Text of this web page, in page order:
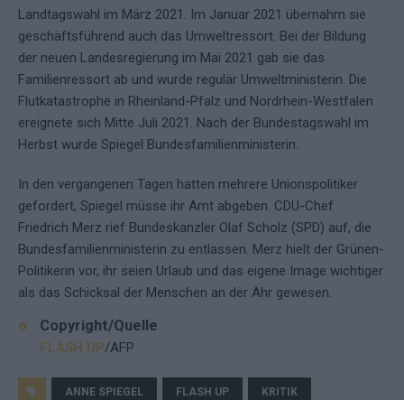
Landtagswahl im März 2021. Im Januar 2021 übernahm sie
geschäftsführend auch das Umweltressort. Bei der Bildung
der neuen Landesregierung im Mai 2021 gab sie das
Familienressort ab und wurde regulär Umweltministerin. Die
Flutkatastrophe in Rheinland-Pfalz und Nordrhein-Westfalen
ereignete sich Mitte Juli 2021. Nach der Bundestagswahl im
Herbst wurde Spiegel Bundesfamilienministerin.
In den vergangenen Tagen hatten mehrere Unionspolitiker
gefordert, Spiegel müsse ihr Amt abgeben. CDU-Chef
Friedrich Merz rief Bundeskanzler Olaf Scholz (SPD) auf, die
Bundesfamilienministerin zu entlassen. Merz hielt der Grünen-
Politikerin vor, ihr seien Urlaub und das eigene Image wichtiger
als das Schicksal der Menschen an der Ahr gewesen.
Copyright/Quelle
FLASH UP/AFP
ANNE SPIEGEL FLASH UP KRITIK